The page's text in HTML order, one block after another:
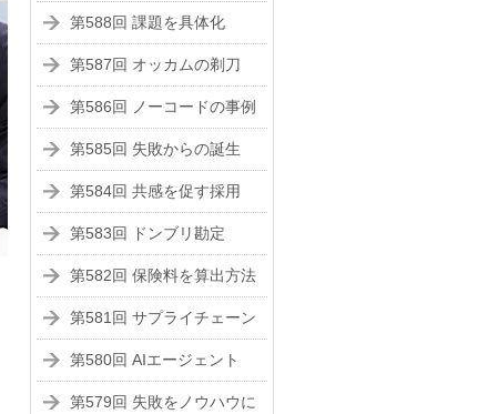
第588回 課題を具体化
第587回 オッカムの剃刀
第586回 ノーコードの事例
第585回 失敗からの誕生
第584回 共感を促す採用
第583回 ドンブリ勘定
第582回 保険料を算出方法
第581回 サプライチェーン
第580回 AIエージェント
第579回 失敗をノウハウに